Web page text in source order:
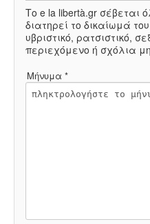
Το e la libertà.gr σέβεται
διατηρεί το δικαίωμά
υβριστικό, ρατσιστικό,
περιεχόμενο ή σχόλια
Μήνυμα *